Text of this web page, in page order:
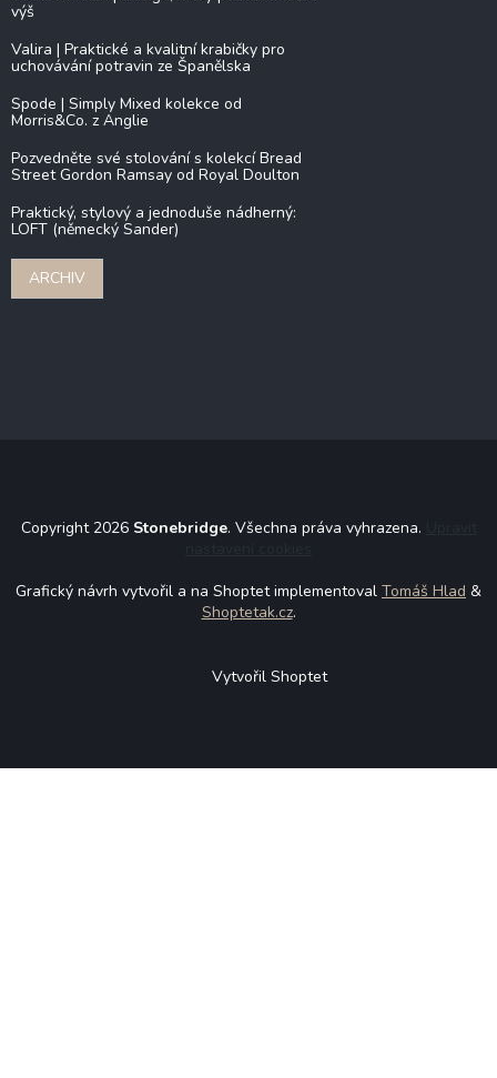
výš
Valira | Praktické a kvalitní krabičky pro
uchovávání potravin ze Španělska
Spode | Simply Mixed kolekce od
Morris&Co. z Anglie
Pozvedněte své stolování s kolekcí Bread
Street Gordon Ramsay od Royal Doulton
Praktický, stylový a jednoduše nádherný:
LOFT (německý Sander)
ARCHIV
Copyright 2026 Stonebridge. Všechna práva vyhrazena.
Grafický návrh vytvořil a na Shoptet implementoval Tomáš Hlad &
Shoptetak.cz.
Vytvořil Shoptet